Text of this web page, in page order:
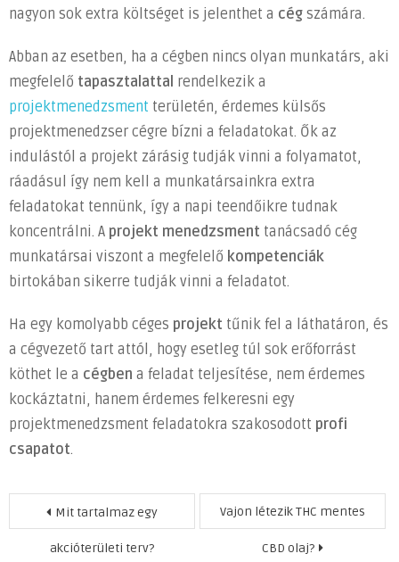
cégben,
elegendő
tapasztalattal
rendelkezünk!
nagyon sok extra költséget is jelenthet a cég számára.
Abban az esetben, ha a cégben nincs olyan munkatárs, aki
megfelelő tapasztalattal rendelkezik a
projektmenedzsment területén, érdemes külsős
projektmenedzser cégre bízni a feladatokat. Ők az
indulástól a projekt zárásig tudják vinni a folyamatot,
ráadásul így nem kell a munkatársainkra extra
feladatokat tennünk, így a napi teendőikre tudnak
koncentrálni. A projekt menedzsment tanácsadó cég
munkatársai viszont a megfelelő kompetenciák
birtokában sikerre tudják vinni a feladatot.
Ha egy komolyabb céges projekt tűnik fel a láthatáron, és
a cégvezető tart attól, hogy esetleg túl sok erőforrást
köthet le a cégben a feladat teljesítése, nem érdemes
kockáztatni, hanem érdemes felkeresni egy
projektmenedzsment feladatokra szakosodott profi
csapatot.
Bejegyzés
navigáció
Mit tartalmaz egy
akcióterületi terv?
Vajon létezik THC mentes
CBD olaj?